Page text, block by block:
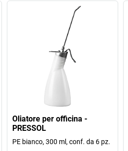
Oliatore per officina -
PRESSOL
PE bianco, 300 ml, conf. da 6 pz.